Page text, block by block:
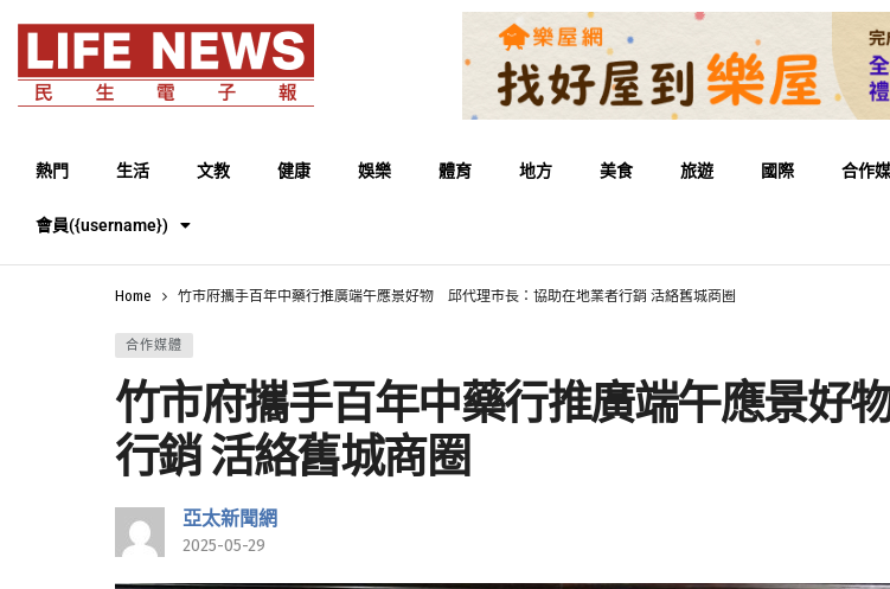
熱門 生活 文教 健康 娛樂 體育 地方 美食 旅遊 國際 合作
會員({username})
Home 竹市府攜手百年中藥行推廣端午應景好物 邱代理市長：協助在地業者行銷 活絡舊城商圈
合作媒體
竹市府攜手百年中藥行推廣端午應景
行銷 活絡舊城商圈
亞太新聞網
2025-05-29